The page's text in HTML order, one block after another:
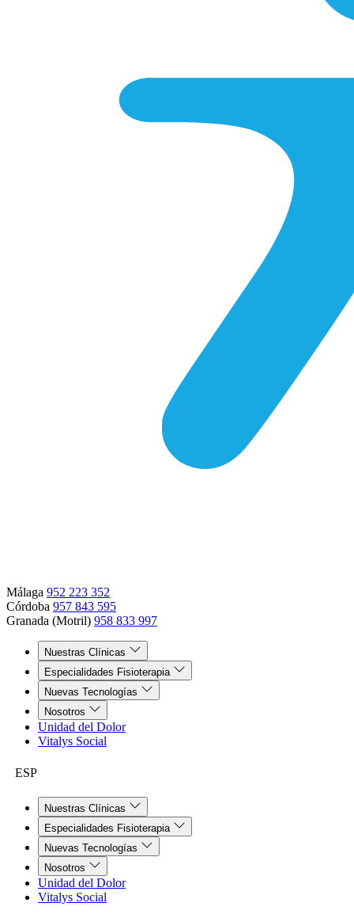
Málaga 952 223 352
Córdoba 957 843 595
Granada (Motril) 958 833 997
Nuestras Clínicas
Especialidades Fisioterapia
Nuevas Tecnologías
Nosotros
Unidad del Dolor
Vitalys Social
ESP
Nuestras Clínicas
Especialidades Fisioterapia
Nuevas Tecnologías
Nosotros
Unidad del Dolor
Vitalys Social